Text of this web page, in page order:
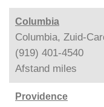
Columbia
Columbia, Zuid-
(919) 401-4540
Afstand miles
Providence